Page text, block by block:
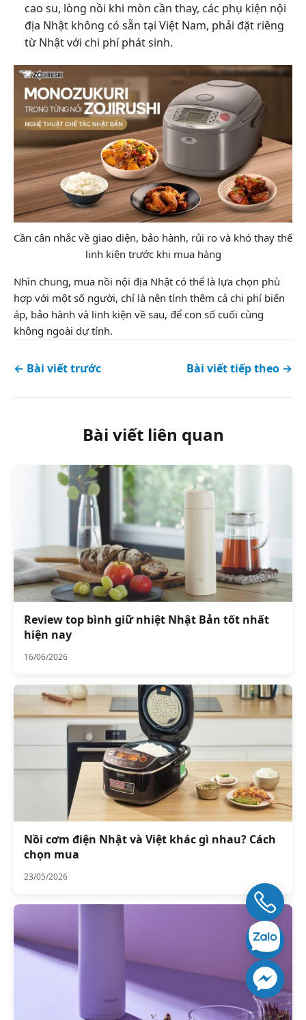
cao su, lòng nồi khi mòn cần thay, các phụ kiện nội
địa Nhật không có sẵn tại Việt Nam, phải đặt riêng
từ Nhật với chi phí phát sinh.
Cần cân nhắc về giao diện, bảo hành, rủi ro và khó thay thế
linh kiện trước khi mua hàng
Nhìn chung, mua nồi nội địa Nhật có thể là lựa chọn phù
hợp với một số người, chỉ là nên tính thêm cả chi phí biến
áp, bảo hành và linh kiện về sau, để con số cuối cùng
không ngoài dự tính.
← Bài viết trước Bài viết tiếp theo →
Bài viết liên quan
Review top bình giữ nhiệt Nhật Bản tốt nhất
hiện nay
16/06/2026
Nồi cơm điện Nhật và Việt khác gì nhau? Cách
chọn mua
23/05/2026